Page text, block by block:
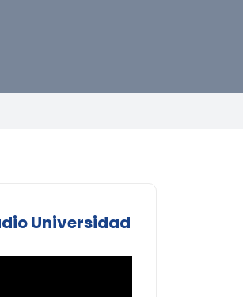
Universidad